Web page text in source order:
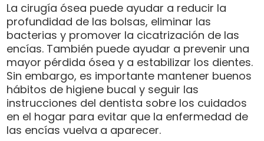
La cirugía ósea puede ayudar a reducir la
profundidad de las bolsas, eliminar las
bacterias y promover la cicatrización de las
encías. También puede ayudar a prevenir una
mayor pérdida ósea y a estabilizar los dientes.
Sin embargo, es importante mantener buenos
hábitos de higiene bucal y seguir las
instrucciones del dentista sobre los cuidados
en el hogar para evitar que la enfermedad de
las encías vuelva a aparecer.